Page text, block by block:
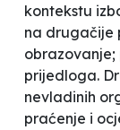
kontekstu
na drugačije
obrazovanje;
prijedloga.
nevladinih
praćenje i